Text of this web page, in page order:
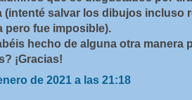
(intenté salvar los dibujos incluso
pero fue imposible).
hecho de alguna otra manera
¡Gracias!
de 2021 a las 21:18